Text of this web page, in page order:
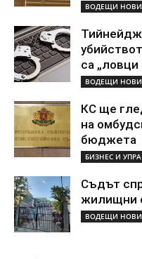
ВОДЕЩИ
са
ВОДЕЩИ
КС ще
на
бюджета
БИЗНЕС И
Съдът
жилищни
ВОДЕЩИ